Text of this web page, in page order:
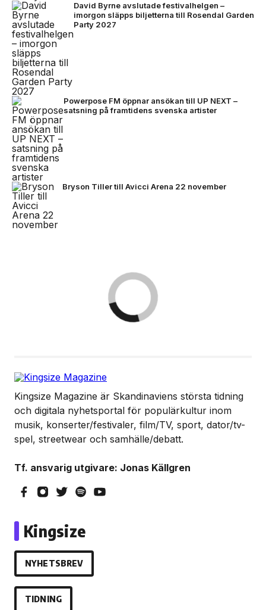
David Byrne avslutade festivalhelgen –
imorgon släpps biljetterna till Rosendal Garden
Party 2027
Powerpose FM öppnar ansökan till UP NEXT –
satsning på framtidens svenska artister
Bryson Tiller till Avicci Arena 22 november
Kingsize Magazine är Skandinaviens största tidning
och digitala nyhetsportal för populärkultur inom
musik, konserter/festivaler, film/TV, sport, dator/tv-
spel, streetwear och samhälle/debatt.
Tf. ansvarig utgivare: Jonas Källgren
Kingsize
NYHETSBREV
TIDNING